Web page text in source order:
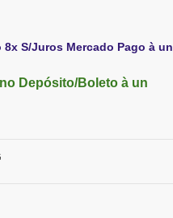
8x S/Juros Mercado Pago à un
no Depósito/Boleto à un